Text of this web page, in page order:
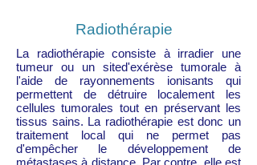
Radiothérapie
La radiothérapie consiste à irradier une
tumeur ou un sited'exérèse tumorale à
l'aide de rayonnements ionisants qui
permettent de détruire localement les
cellules tumorales tout en préservant les
tissus sains. La radiothérapie est donc un
traitement local qui ne permet pas
d'empêcher le développement de
métastases à distance. Par contre, elle est